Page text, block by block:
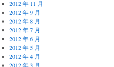
2012 年 11 月
2012 年 9 月
2012 年 8 月
2012 年 7 月
2012 年 6 月
2012 年 5 月
2012 年 4 月
2012 年 3 月